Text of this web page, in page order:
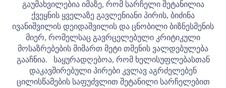
გაუმახვილებია იმაზე, რომ სარჩელი შეტანილია
ქვეყნის ყველაზე გავლენიანი პირის, ბიძინა
ივანიშვილის დეიდაშვილის და ცნობილი ბიზნესმენის
მიერ, რომელსაც გავრცელებული კრიტიკული
მოსაზრებების მიმართ მეტი თმენის ვალდებულება
გააჩნია.
საყურადღებოა, რომ ხელისუფლებასთან
დაკავშირებული პირები კვლავ აგრძელებენ
ცილისწამების საფუძვლით შეტანილი სარჩელებით